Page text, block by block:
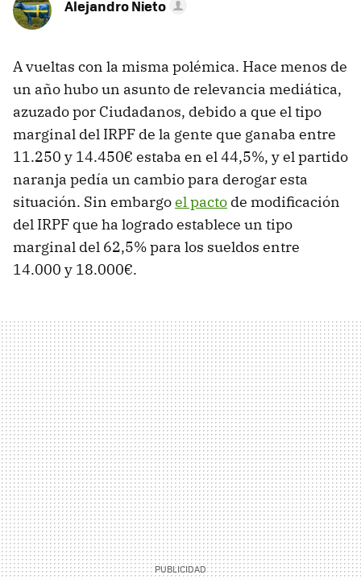
Alejandro Nieto
A vueltas con la misma polémica. Hace menos de
un año hubo un asunto de relevancia mediática,
azuzado por Ciudadanos, debido a que el tipo
marginal del IRPF de la gente que ganaba entre
11.250 y 14.450€ estaba en el 44,5%, y el partido
naranja pedía un cambio para derogar esta
situación. Sin embargoel pacto de modificación
del IRPF que ha logrado establece un tipo
marginal del 62,5% para los sueldos entre
14.000 y 18.000€.